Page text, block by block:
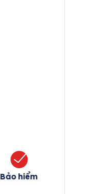
Bảo hiểm